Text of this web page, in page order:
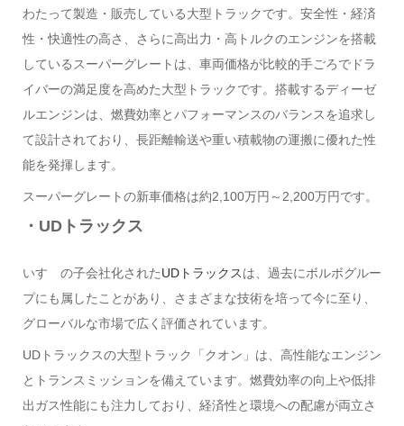
わたって製造・販売している大型トラックです。安全性・経済
性・快適性の高さ、さらに高出力・高トルクのエンジンを搭載
しているスーパーグレートは、車両価格が比較的手ごろでドラ
イバーの満足度を高めた大型トラックです。搭載するディーゼ
ルエンジンは、燃費効率とパフォーマンスのバランスを追求し
て設計されており、長距離輸送や重い積載物の運搬に優れた性
能を発揮します。
スーパーグレートの新車価格は約2,100万円～2,200万円です。
・UDトラックス
いすゞの子会社化されたUDトラックスは、過去にボルボグルー
プにも属したことがあり、さまざまな技術を培って今に至り、
グローバルな市場で広く評価されています。
UDトラックスの大型トラック「クオン」は、高性能なエンジン
とトランスミッションを備えています。燃費効率の向上や低排
出ガス性能にも注力しており、経済性と環境への配慮が両立さ